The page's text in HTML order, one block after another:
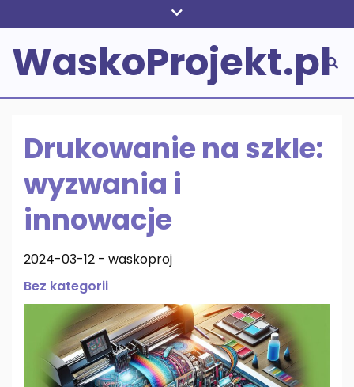
to
content
WaskoProjekt.pl
Drukowanie na szkle:
wyzwania i
innowacje
2024-03-12 - waskoproj
Bez kategorii